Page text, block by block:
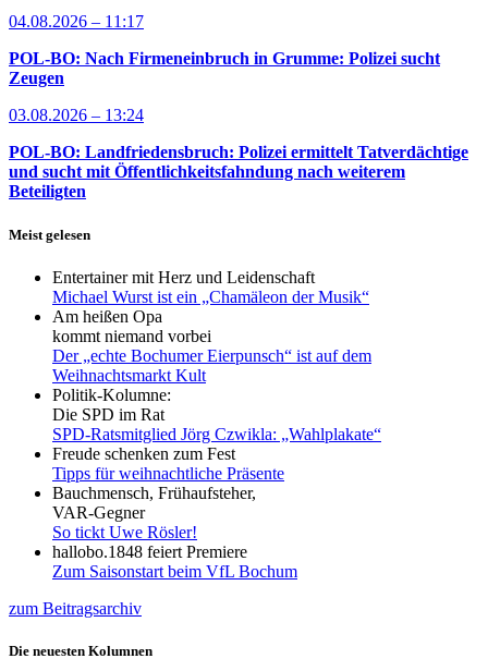
04.08.2026 – 11:17
POL-BO: Nach Firmeneinbruch in Grumme: Polizei sucht
Zeugen
03.08.2026 – 13:24
POL-BO: Landfriedensbruch: Polizei ermittelt Tatverdächtige
und sucht mit Öffentlichkeitsfahndung nach weiterem
Beteiligten
Meist gelesen
Entertainer mit Herz und Leidenschaft
Michael Wurst ist ein „Chamäleon der Musik“
Am heißen Opa
kommt niemand vorbei
Der „echte Bochumer Eierpunsch“ ist auf dem
Weihnachtsmarkt Kult
Politik-Kolumne:
Die SPD im Rat
SPD-Ratsmitglied Jörg Czwikla: „Wahlplakate“
Freude schenken zum Fest
Tipps für weihnachtliche Präsente
Bauchmensch, Frühaufsteher,
VAR-Gegner
So tickt Uwe Rösler!
hallobo.1848 feiert Premiere
Zum Saisonstart beim VfL Bochum
zum Beitragsarchiv
Die neuesten Kolumnen